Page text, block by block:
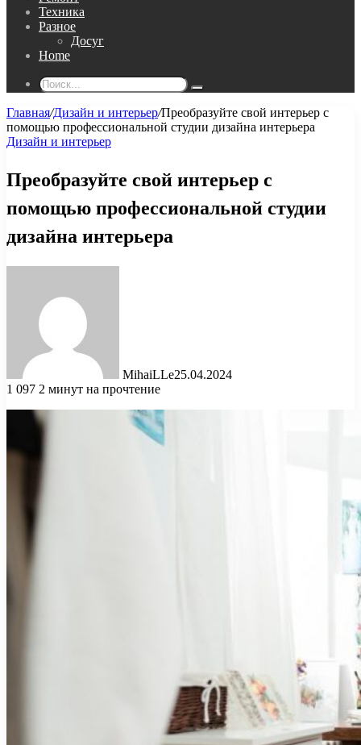
Техника
Разное
Досуг
Home
Поиск...
Главная/Дизайн и интерьер/Преобразуйте свой интерьер с
помощью профессиональной студии дизайна интерьера
Дизайн и интерьер
Преобразуйте свой интерьер с
помощью профессиональной студии
дизайна интерьера
MihaiLLe25.04.2024
1 097 2 минут на прочтение